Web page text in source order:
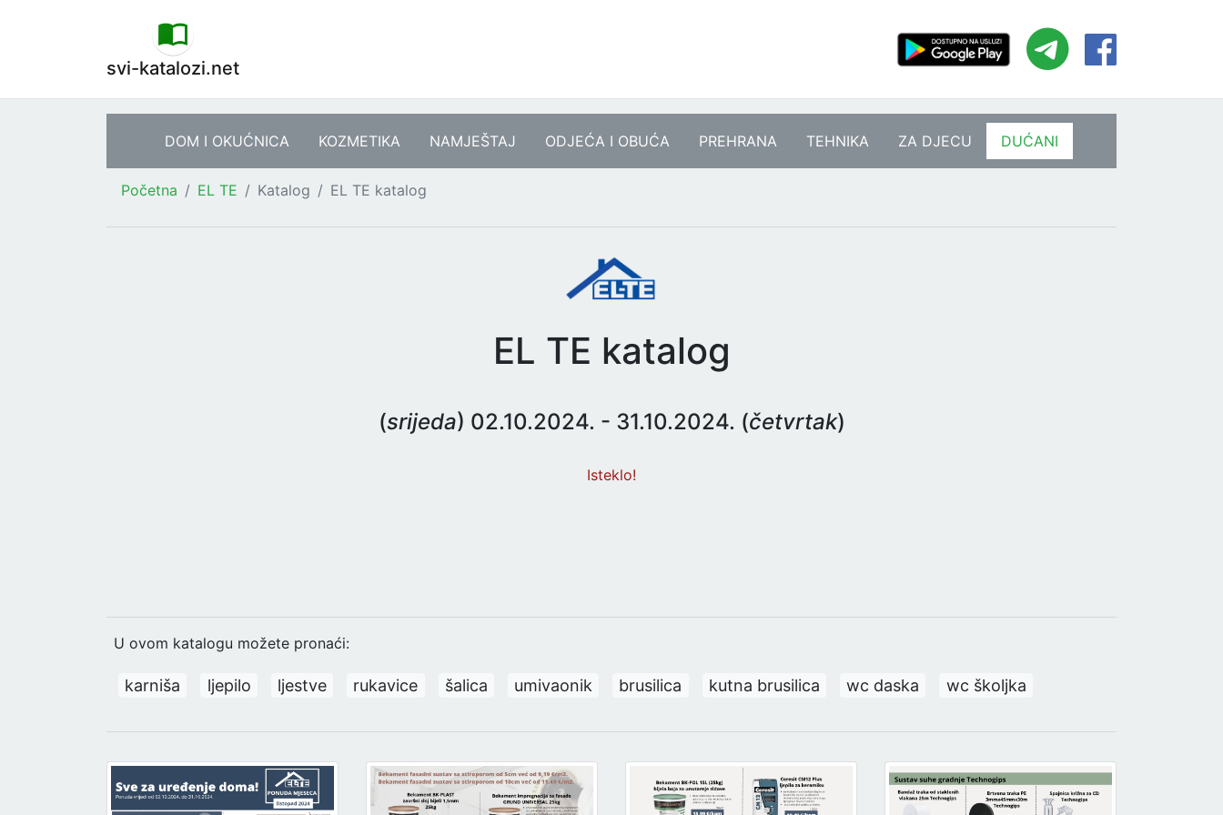
svi-katalozi.net
DOM I OKUĆNICA KOZMETIKA NAMJEŠTAJ ODJEĆA I OBUĆA PREHRANA TEHNIKA ZA DJECU DUĆANI
Početna EL TE Katalog EL TE katalog
EL TE katalog
(srijeda) 02.10.2024. - 31.10.2024. (četvrtak)
Isteklo!
U ovom katalogu možete pronaći:
karniša ljepilo ljestve rukavice šalica umivaonik brusilica kutna brusilica wc daska wc školjka